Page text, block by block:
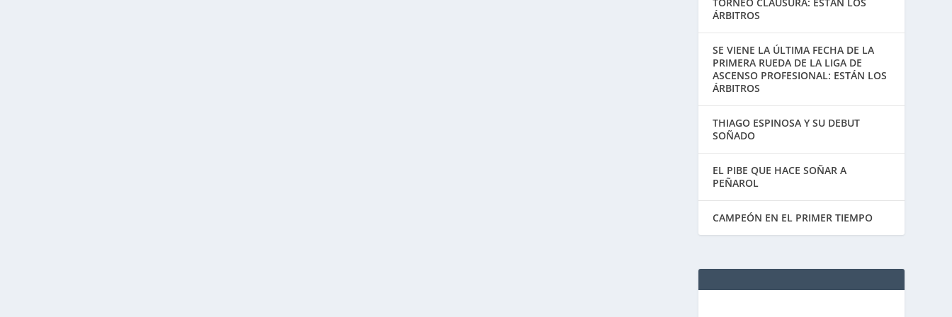
ÁRBITROS
SE VIENE LA ÚLTIMA FECHA DE LA
PRIMERA RUEDA DE LA LIGA DE
ASCENSO PROFESIONAL: ESTÁN LOS
ÁRBITROS
THIAGO ESPINOSA Y SU DEBUT
SOÑADO
EL PIBE QUE HACE SOÑAR A
PEÑAROL
CAMPEÓN EN EL PRIMER TIEMPO